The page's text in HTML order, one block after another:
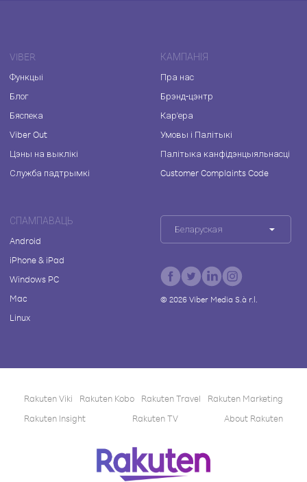
VIBER
Функцыі
Блог
Бяспека
Viber Out
Цэны на выклікі
Служба падтрымкі
КАМПАНІЯ
Пра нас
Брэнд-цэнтр
Кар'ера
Умовы і Палітыкі
Палітыка канфідэнцыяльнасці
Customer Complaints Code
СПАМПАВАЦЬ
Android
iPhone & iPad
Windows PC
Mac
Linux
Беларуская
© 2026Viber Media S.à r.l.
Rakuten Viki Rakuten Kobo Rakuten Travel
Rakuten Marketing
Rakuten Insight
Rakuten TV About Rakuten